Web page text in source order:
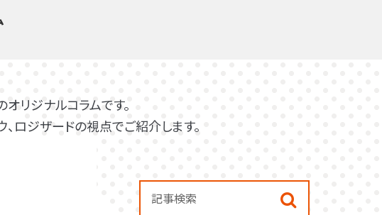
リジナルコラムです。
ロジザードの視点でご紹介します。